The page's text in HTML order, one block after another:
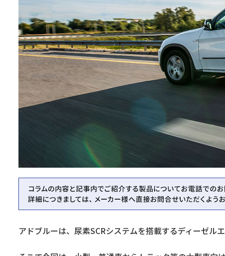
アドブルーは、尿素SCRシステムを搭載するディーゼル